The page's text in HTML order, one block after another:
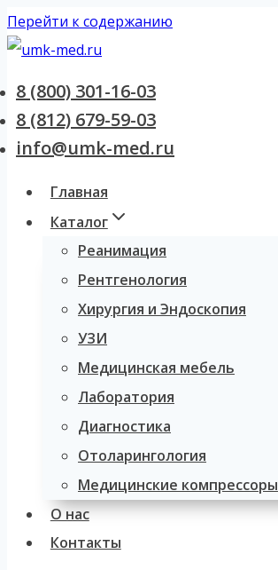
Перейти к содержанию
8 (800) 301-16-03
8 (812) 679-59-03
info@umk-med.ru
Главная
Каталог
Реанимация
Рентгенология
Хирургия и Эндоскопия
УЗИ
Медицинская мебель
Лаборатория
Диагностика
Отоларингология
Медицинские компрессоры
О нас
Контакты